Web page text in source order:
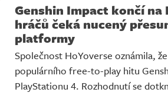
Databáze
Komunita
Redakce
Genshin Impact končí na
hráčů čeká nucený
platformy
Společnost HoYoverse oznámila,
populárního free-to-play hitu
PlayStationu 4. Rozhodnutí se